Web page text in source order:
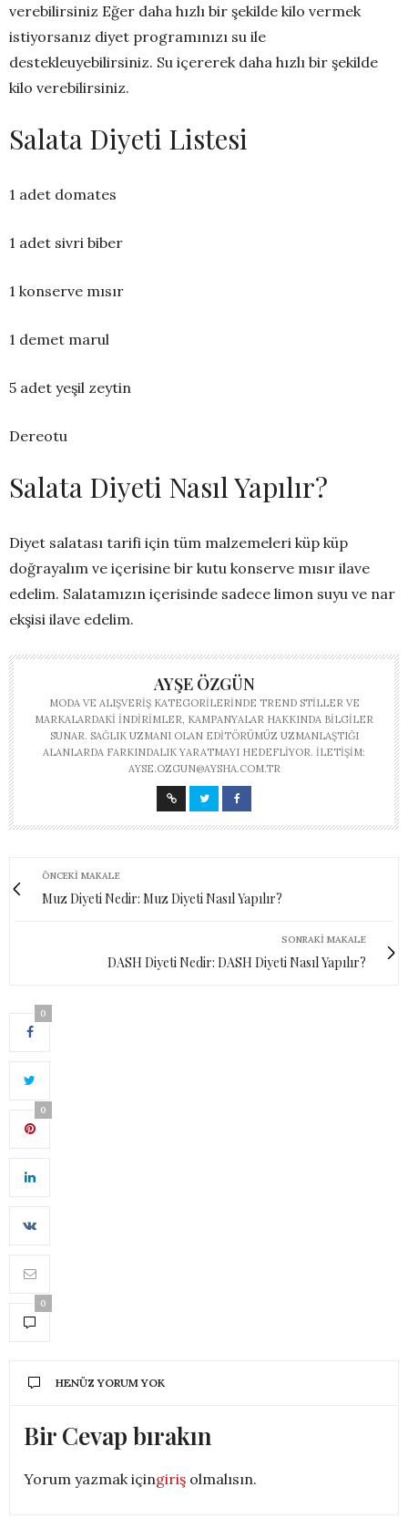
verebilirsiniz Eğer daha hızlı bir şekilde kilo vermek
istiyorsanız diyet programınızı su ile
destekleuyebilirsiniz. Su içererek daha hızlı bir şekilde
kilo verebilirsiniz.
Salata Diyeti Listesi
1 adet domates
1 adet sivri biber
1 konserve mısır
1 demet marul
5 adet yeşil zeytin
Dereotu
Salata Diyeti Nasıl Yapılır?
Diyet salatası tarifi için tüm malzemeleri küp küp
doğrayalım ve içerisine bir kutu konserve mısır ilave
edelim. Salatamızın içerisinde sadece limon suyu ve nar
ekşisi ilave edelim.
AYŞE ÖZGÜN
MODA VE ALIŞVERIŞ KATEGORILERINDE TREND STILLER VE
MARKALARDAKI INDIRIMLER, KAMPANYALAR HAKKINDA BILGILER
SUNAR. SAĞLIK UZMANI OLAN EDITÖRÜMÜZ UZMANLAŞTIĞI
ALANLARDA FARKINDALIK YARATMAYI HEDEFLIYOR. İLETIŞIM:
AYSE.OZGUN@AYSHA.COM.TR
ÖNCEKI MAKALE
Muz Diyeti Nedir: Muz Diyeti Nasıl Yapılır?
SONRAKI MAKALE
DASH Diyeti Nedir: DASH Diyeti Nasıl Yapılır?
0
0
0
HENÜZ YORUM YOK
Bir Cevap bırakın
Yorum yazmak içingiriş olmalısın.